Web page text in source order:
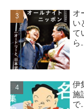
オ
い
て
ら
伊
施
で